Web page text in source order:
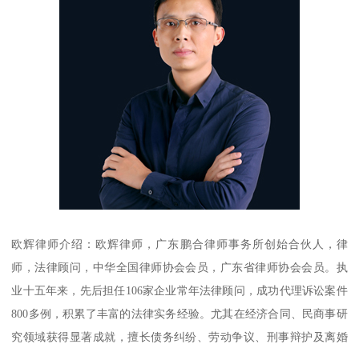
欧辉律师介绍：欧辉律师，广东鹏合律师事务所创始合伙人，律
师，法律顾问，中华全国律师协会会员，广东省律师协会会员。执
业十五年来，先后担任106家企业常年法律顾问，成功代理诉讼案件
800多例，积累了丰富的法律实务经验。尤其在经济合同、民商事研
究领域获得显著成就，擅长债务纠纷、劳动争议、刑事辩护及离婚